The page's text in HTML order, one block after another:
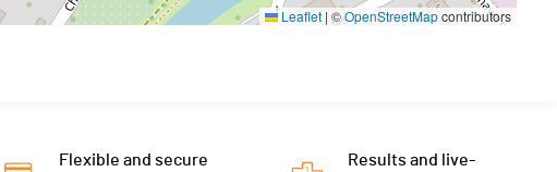
Leaflet | ©OpenStreetMapcontributors
Flexible and secure
Results and live-